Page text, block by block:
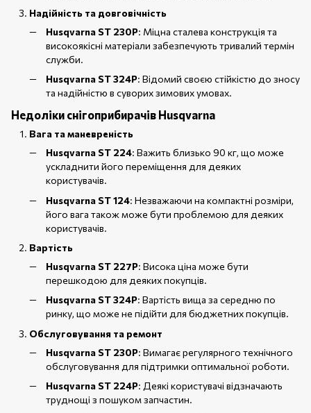
Надійність та довговічність
Husqvarna ST 230P: Міцна сталева конструкція та
високоякісні матеріали забезпечують тривалий термін
служби.
Husqvarna ST 324P: Відомий своєю стійкістю до зносу
та надійністю в суворих зимових умовах.
Недоліки снігоприбирачів Husqvarna
Вага та маневреність
Husqvarna ST 224: Важить близько 90 кг, що може
ускладнити його переміщення для деяких
користувачів.
Husqvarna ST 124: Незважаючи на компактні розміри,
його вага також може бути проблемою для деяких
користувачів.
Вартість
Husqvarna ST 227P: Висока ціна може бути
перешкодою для деяких покупців.
Husqvarna ST 324P: Вартість вища за середню по
ринку, що може не підійти для бюджетних покупців.
Обслуговування та ремонт
Husqvarna ST 230P: Вимагає регулярного технічного
обслуговування для підтримки оптимальної роботи.
Husqvarna ST 224P: Деякі користувачі відзначають
труднощі з пошуком запчастин.